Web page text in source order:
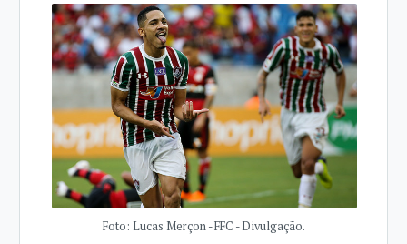
Foto: Lucas Merçon - FFC - Divulgação.